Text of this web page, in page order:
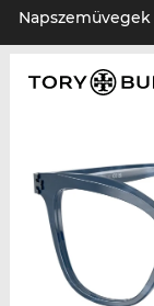
Napszemüvegek